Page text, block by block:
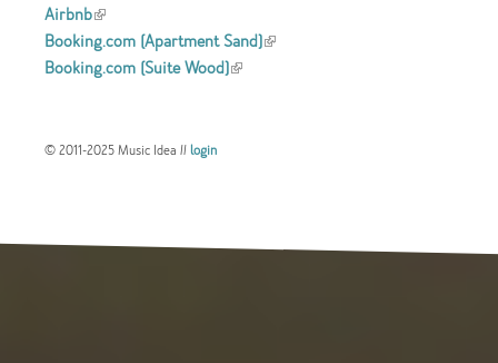
Airbnb(link is external)
Booking.com (Apartment Sand)(link is
Booking.com (Suite Wood)(link is external)
© 2011-2025 Music Idea //login